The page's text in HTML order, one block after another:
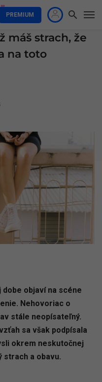
PREMIUM
máš strach, že
na toto
objaví na scéne
Nehovoriac o
stále neopísateľný.
sa však podpísala
okrem neskutočnej
a obavu.